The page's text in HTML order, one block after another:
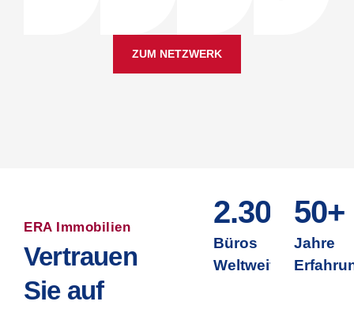
ZUM NETZWERK
ERA Immobilien
Vertrauen
Sie auf
2.300+
Büros
Weltweit
50+
Jahre